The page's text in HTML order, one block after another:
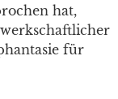
hat,
für